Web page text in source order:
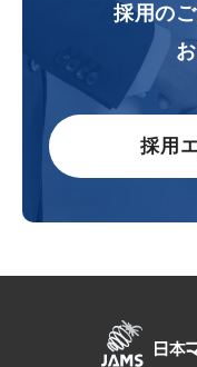
採用の
採用